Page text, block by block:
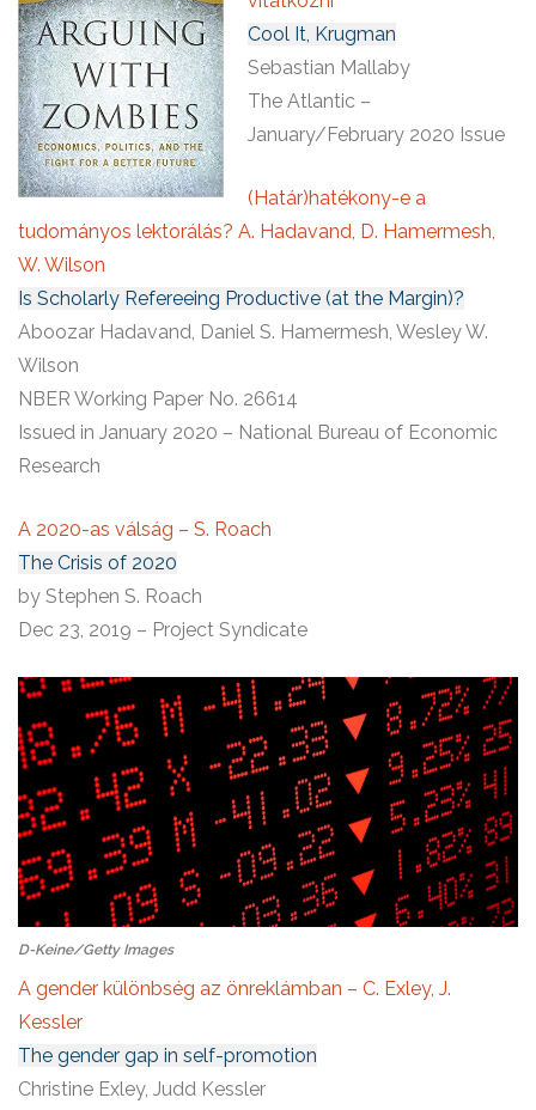
Cool It, Krugman
Sebastian Mallaby
The Atlantic –
January/February 2020 Issue
(Határ)hatékony-e a
tudományos lektorálás? A. Hadavand, D. Hamermesh,
W. Wilson
Is Scholarly Refereeing Productive (at the Margin)?
Aboozar Hadavand, Daniel S. Hamermesh, Wesley W.
Wilson
NBER Working Paper No. 26614
Issued in January 2020 – National Bureau of Economic
Research
A 2020-as válság – S. Roach
The Crisis of 2020
by Stephen S. Roach
Dec 23, 2019 – Project Syndicate
D-Keine/Getty Images
A gender különbség az önreklámban – C. Exley, J.
Kessler
The gender gap in self-promotion
Christine Exley, Judd Kessler